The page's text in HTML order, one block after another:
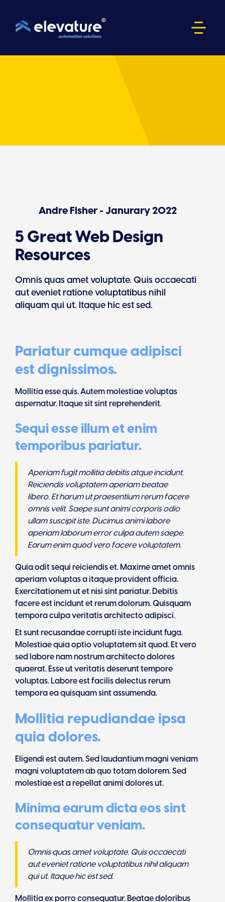
Andre Fisher - Janurary 2022
5 Great Web Design
Resources
Omnis quas amet voluptate. Quis occaecati
aut eveniet ratione voluptatibus nihil
aliquam qui ut. Itaque hic est sed.
Pariatur cumque adipisci
est dignissimos.
Mollitia esse quis. Autem molestiae voluptas
aspernatur. Itaque sit sint reprehenderit.
Sequi esse illum et enim
temporibus pariatur.
Aperiam fugit mollitia debitis atque incidunt.
Reiciendis voluptatem aperiam beatae
libero. Et harum ut praesentium rerum facere
omnis velit. Saepe sunt animi corporis odio
ullam suscipit iste. Ducimus animi labore
aperiam laborum error culpa autem saepe.
Earum enim quod vero facere voluptatem.
Quia odit sequi reiciendis et. Maxime amet omnis
aperiam voluptas a itaque provident officia.
Exercitationem ut et nisi sint pariatur. Debitis
facere est incidunt et rerum dolorum. Quisquam
tempora culpa veritatis architecto adipisci.
Et sunt recusandae corrupti iste incidunt fuga.
Molestiae quia optio voluptatem sit quod. Et vero
sed labore nam nostrum architecto dolores
quaerat. Esse ut veritatis deserunt tempore
voluptas. Labore est facilis delectus rerum
tempora ea quisquam sint assumenda.
Mollitia repudiandae ipsa
quia dolores.
Eligendi est autem. Sed laudantium magni veniam
magni voluptatem ab quo totam dolorem. Sed
molestiae est a repellat animi dolores ut.
Minima earum dicta eos sint
consequatur veniam.
Omnis quas amet voluptate. Quis occaecati
aut eveniet ratione voluptatibus nihil aliquam
qui ut. Itaque hic est sed.
Mollitia ex porro consequatur. Beatae doloribus